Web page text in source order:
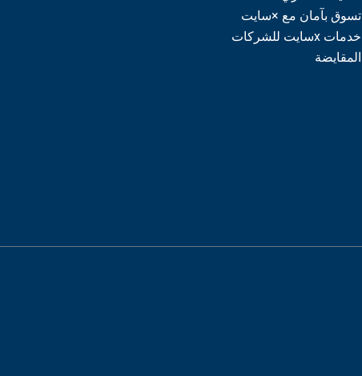
تسوق بآمان مع ×سايت
خدمات xسايت للشركات
المقايضة